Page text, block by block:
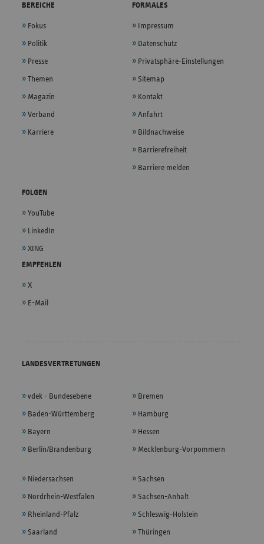
BEREICHE
Fokus
Politik
Presse
Themen
Magazin
Verband
Karriere
FORMALES
Impressum
Datenschutz
Privatsphäre-Einstellungen
Sitemap
Kontakt
Anfahrt
Bildnachweise
Barrierefreiheit
Barriere melden
FOLGEN
YouTube
LinkedIn
XING
EMPFEHLEN
X
E-Mail
LANDESVERTRETUNGEN
vdek - Bundesebene
Baden-Württemberg
Bayern
Berlin/Brandenburg
Bremen
Hamburg
Hessen
Mecklenburg-Vorpommern
Niedersachsen
Nordrhein-Westfalen
Rheinland-Pfalz
Saarland
Sachsen
Sachsen-Anhalt
Schleswig-Holstein
Thüringen